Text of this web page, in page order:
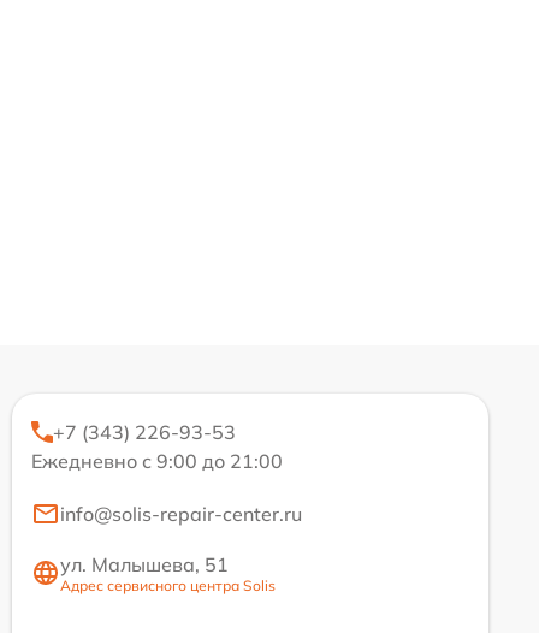
+7 (343) 226-93-53
Ежедневно с 9:00 до 21:00
info@solis-repair-center.ru
ул. Малышева, 51
Адрес сервисного центра Solis